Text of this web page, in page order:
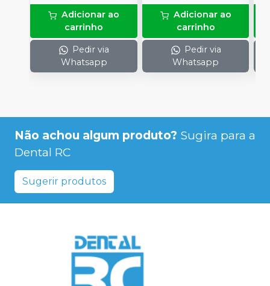
Adicionar ao
carrinho
Pedir via
Whatsapp
Adicionar ao
carrinho
Pedir via
Whatsapp
Não achou algum produto? Sugira para a
Dental RC
Sugerir produtos